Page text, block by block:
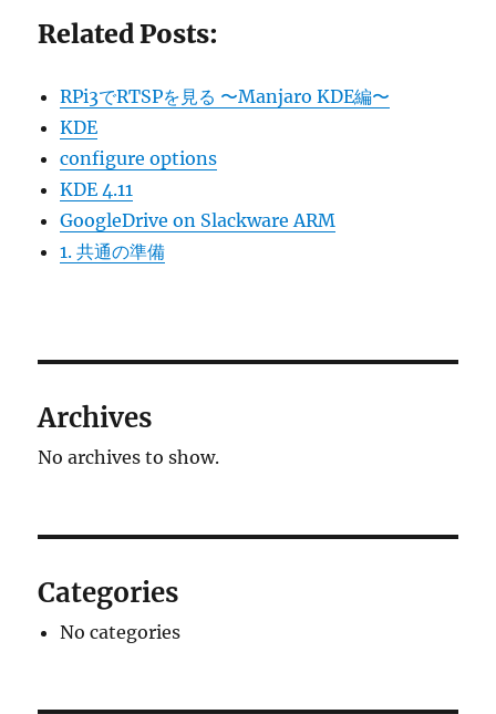
Related Posts:
RPi3でRTSPを見る 〜Manjaro KDE編〜
KDE
configure options
KDE 4.11
GoogleDrive on Slackware ARM
1. 共通の準備
Archives
No archives to show.
Categories
No categories